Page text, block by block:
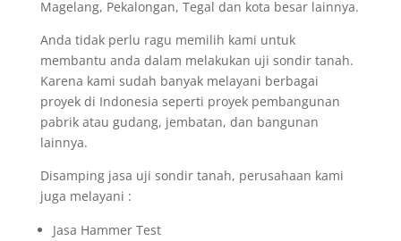
Magelang, Pekalongan, Tegal dan kota besar lainnya.
Anda tidak perlu ragu memilih kami untuk
membantu anda dalam melakukan uji sondir tanah.
Karena kami sudah banyak melayani berbagai
proyek di Indonesia seperti proyek pembangunan
pabrik atau gudang, jembatan, dan bangunan
lainnya.
Disamping jasa uji sondir tanah, perusahaan kami
juga melayani :
Jasa Hammer Test